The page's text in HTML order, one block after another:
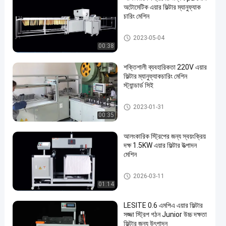
00:38
অটোমেটিক এয়ার ফিল্টার ম্যানুফ্যাক
চারিং মেশিন
এয়ার ফিল্টার উত্পাদন মেশিন
2023-05-04
00:35
শক্তিশালী ব্যবহারিকতা 220V এয়ার
ফিল্টার ম্যানুফ্যাকচারিং মেশিন
স্ট্যান্ডার্ড সিই
এয়ার ফিল্টার উত্পাদন মেশিন
2023-01-31
01:14
আলংকারিক স্ট্রিপের জন্য স্বয়ংক্রিয়
দক্ষ 1.5KW এয়ার ফিল্টার উত্পাদন
মেশিন
এয়ার ফিল্টার উত্পাদন মেশিন
2026-03-11
LESITE 0.6 এমপিএ এয়ার ফিল্টার
সজ্জা স্ট্রিপ গঠন Junior উচ্চ দক্ষতা
ফিল্টার জন্য উৎপাদন